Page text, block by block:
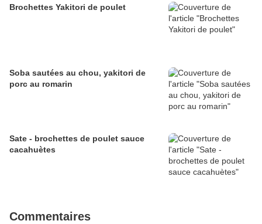
Brochettes Yakitori de poulet
Soba sautées au chou, yakitori de
porc au romarin
Sate - brochettes de poulet sauce
cacahuètes
Commentaires